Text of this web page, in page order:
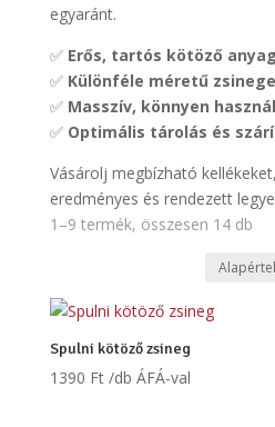
egyaránt.
✅ Erős, tartós kötöző
✅ Különféle méretű
✅ Masszív, könnyen
✅ Optimális tárolás és
Vásárolj megbízható
eredményes és rendezett
1–9 termék, összesen 14 db
Spulni kötöző zsineg
1390 Ft /db ÁFÁ-val